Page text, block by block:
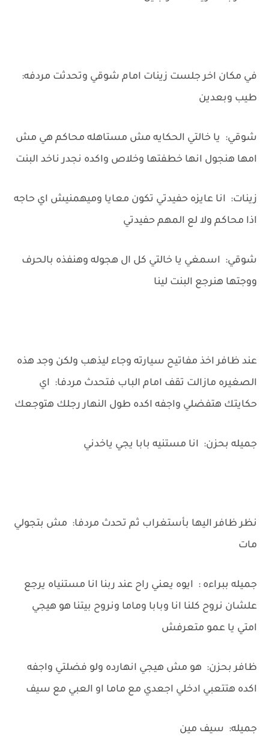
في مكان اخر جلست زينات امام شوقي وتحدثت مردفه:
طيب وبعدين
شوقي: يا خالتي الحكايه مش مستاهله محاكم هي مش
امها هنجول انها خطفتها وخلاص واكده نجدر ناخد البنت
زينات: انا عايزه حفيدتي تكون معايا وميهمنيش اي حاجه
اذا محاكم ولا لع المهم حفيدتي
شوقي: اسمغي يا خالتي كل ال هجوله وهنفذه بالحرف
ووجتها هنرجع البنت لينا
عند ظافر اخذ مفاتيح سيارته وجاء ليذهب ولكن وجد هذه
الصغيره مازالت تقف امام الباب فتحدث مردفا: اي
حكايتك هتفضلي واجفه اكده طول النهار رجلك هتوجعك
جميله بحزن: انا مستنيه بابا يجي ياخدني
نظر ظافر اليها بأستغراب ثم تحدث مردفا: مش بتجولي
مات
جميله ببراءه : ايوه يعني راح عند ربنا انا مستنياه يرجع
علشان نروح كلنا انا وبابا وماما ونروح بيتنا هو هيجي
امتي يا عمو متعرفش
ظافر بحزن: هو مش هيجي انهارده ولو فضلتي واجفه
اكده هتتعبي ادخلي اجعدي مع ماما او العبي مع سيف
جميله: سيف مين